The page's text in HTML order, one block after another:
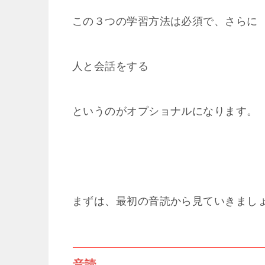
この３つの学習方法は必須で、さらに
人と会話をする
というのがオプショナルになります。
まずは、最初の音読から見ていきまし